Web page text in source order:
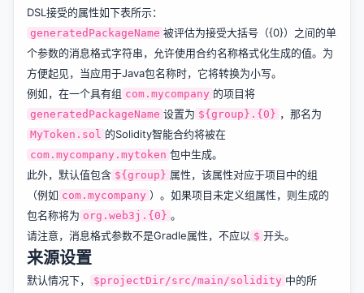
DSL接受的属性如下表所示：
generatedPackageName 被评估为接受大括号（{0}）之间的单
个参数的消息格式字符串，允许使用合约名称格式化生成的值。为
方便起见，当应用于Java包名称时，它将转换为小写。
例如，在一个具有组 com.mycompany 的项目将
generatedPackageName 设置为 ${group}.{0} ，那名为
MyToken.sol 的Solidity智能合约将被在
com.mycompany.mytoken 包中生成。
此外，默认值包含 ${group} 属性，该属性对应于项目中的组
（例如 com.mycompany ）。如果项目未定义组属性，则生成的
包名称将为 org.web3j.{0} 。
请注意，消息格式参数不是Gradle属性，不应以 $ 开头。
来源设置
默认情况下， $projectDir/src/main/solidity 中的所